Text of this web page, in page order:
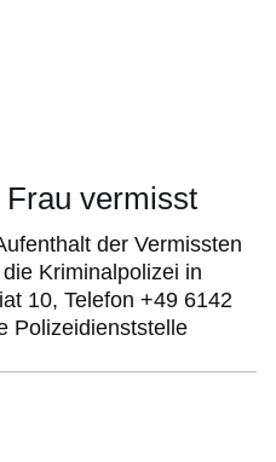
vermisst
der Vermissten
Kriminalpolizei in
10, Telefon +49 6142
Polizeidienststelle